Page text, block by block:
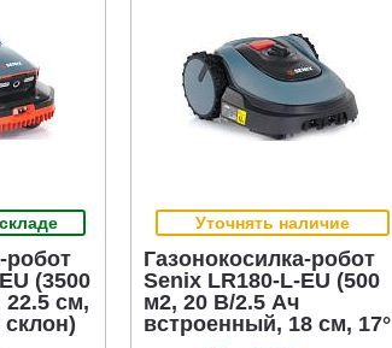
робот
(3500
см,
склон)
Уточнять наличие
Газонокосилка-робот
Senix LR180-L-EU (500
м2, 20 В/2.5 Ач
встроенный, 18 см, 17°